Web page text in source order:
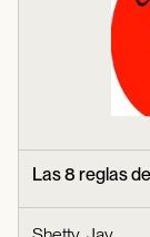
Las 8 reglas